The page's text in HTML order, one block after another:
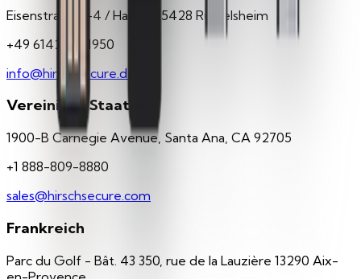
Eisenstraße 2-4 / Haus 3 65428 Rüsselsheim
+49 6142 4811950
info@hirschsecure.de
Vereinigte Staaten
1900-B Carnegie Avenue, Santa Ana, CA 92705
+1 888-809-8880
sales@hirschsecure.com
Frankreich
Parc du Golf - Bât. 43 350, rue de la Lauzière 13290 Aix-